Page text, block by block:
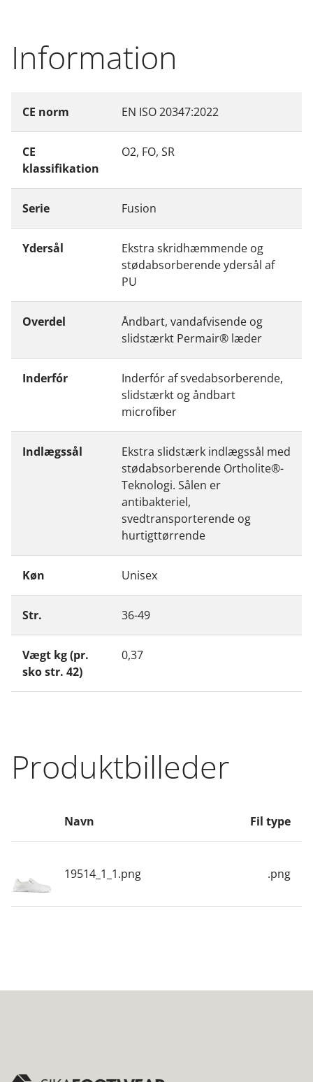
Information
CE norm EN ISO 20347:2022
CE
klassifikation
O2, FO, SR
Serie Fusion
Ydersål
Ekstra skridhæmmende og
stødabsorberende ydersål af
PU
Overdel
Åndbart, vandafvisende og
slidstærkt Permair® læder
Inderfór
Inderfór af svedabsorberende,
slidstærkt og åndbart
microfiber
Indlægssål
Ekstra slidstærk indlægssål med
stødabsorberende Ortholite®-
Teknologi. Sålen er
antibakteriel,
svedtransporterende og
hurtigttørrende
Køn Unisex
Str. 36-49
Vægt kg (pr.
sko str. 42)
0,37
Produktbilleder
Navn Fil type
19514_1_1.png .png